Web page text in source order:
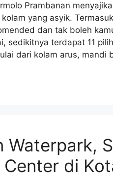
Prambanan
yang asyik.
dan tak boleh
sedikitnya terdapat 11
dari kolam arus, mandi
Waterpark,
di